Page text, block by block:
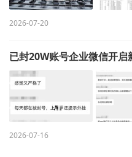
2026-07-20
已封20W账号企业微信开
2026-07-16